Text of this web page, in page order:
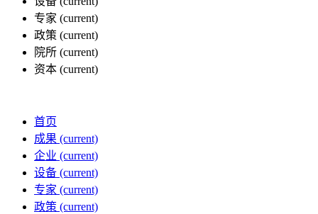
专家 (current)
政策 (current)
院所 (current)
资本 (current)
首页
成果 (current)
企业 (current)
设备 (current)
专家 (current)
政策 (current)